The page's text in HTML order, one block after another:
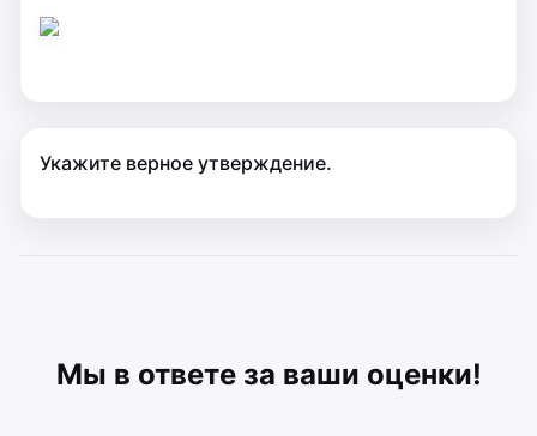
Укажите верное утверждение.
Мы в ответе за ваши оценки!